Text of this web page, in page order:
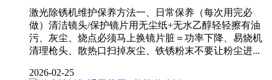
激光除锈机维护保养方法一、日常保养（每次用完必
做）清洁镜头/保护镜片用无尘纸+无水乙醇轻轻擦有油
污、灰尘、烧点必须马上换镜片脏＝功率下降、易烧机
清理枪头、散热口扫掉灰尘、铁锈粉末不要让粉尘进...
2026-02-25